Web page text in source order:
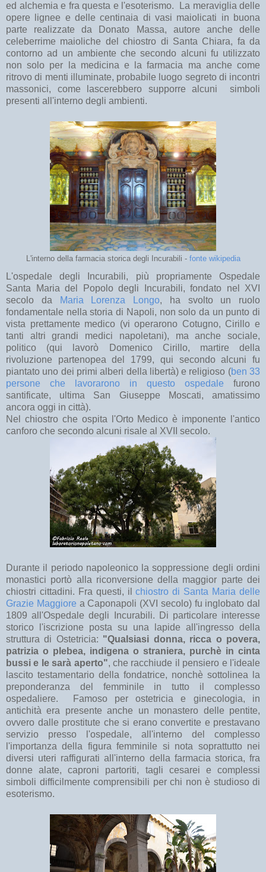
ed alchemia e fra questa e l'esoterismo. La meraviglia delle
opere lignee e delle centinaia di vasi maiolicati in buona
parte realizzate da Donato Massa, autore anche delle
celeberrime maioliche del chiostro di Santa Chiara, fa da
contorno ad un ambiente che secondo alcuni fu utilizzato
non solo per la medicina e la farmacia ma anche come
ritrovo di menti illuminate, probabile luogo segreto di incontri
massonici, come lascerebbero supporre alcuni simboli
presenti all'interno degli ambienti.
L'interno della farmacia storica degli Incurabili - fonte wikipedia
L'ospedale degli Incurabili, più propriamente Ospedale
Santa Maria del Popolo degli Incurabili, fondato nel XVI
secolo da
Maria Lorenza Longo, ha svolto un ruolo
fondamentale nella storia di Napoli, non solo da un punto di
vista prettamente medico (vi operarono Cotugno, Cirillo e
tanti altri grandi medici napoletani), ma anche sociale,
politico (qui lavorò Domenico Cirillo, martire della
rivoluzione partenopea del 1799, qui secondo alcuni fu
piantato uno dei primi alberi della libertà) e religioso (ben 33
persone che lavorarono in questo ospedale furono
santificate, ultima San Giuseppe Moscati, amatissimo
ancora oggi in città).
Nel chiostro che ospita l'Orto Medico è imponente l'antico
canforo che secondo alcuni risale al XVII secolo.
Durante il periodo napoleonico la soppressione degli ordini
monastici portò alla riconversione della maggior parte dei
chiostri cittadini. Fra questi, ilchiostro di Santa Maria delle
Grazie Maggiore a Caponapoli (XVI secolo) fu inglobato dal
1809 all'Ospedale degli Incurabili. Di particolare interesse
storico l'iscrizione posta su una lapide all'ingresso della
struttura di Ostetricia: "Qualsiasi donna, ricca o povera,
patrizia o plebea, indigena o straniera, purchè in cinta
bussi e le sarà aperto", che racchiude il pensiero e l'ideale
lascito testamentario della fondatrice, nonchè sottolinea la
preponderanza del femminile in tutto il complesso
ospedaliere. Famoso per ostetricia e ginecologia, in
antichità era presente anche un monastero delle pentite,
ovvero dalle prostitute che si erano convertite e prestavano
servizio presso l'ospedale, all'interno del complesso
l'importanza della figura femminile si nota soprattutto nei
diversi uteri raffigurati all'interno della farmacia storica, fra
donne alate, caproni partoriti, tagli cesarei e complessi
simboli difficilmente comprensibili per chi non è studioso di
esoterismo.